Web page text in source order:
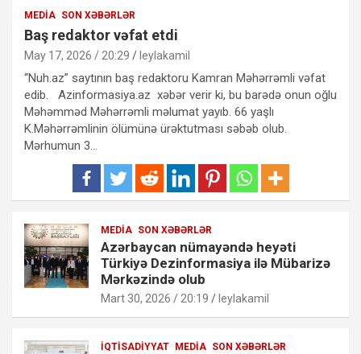
MEDIA SON XƏBƏRLƏR
Baş redaktor vəfat etdi
May 17, 2026 / 20:29 leylakamil
“Nuh.az” saytının baş redaktoru Kamran Məhərrəmli vəfat
edib. Azinformasiya.az xəbər verir ki, bu barədə onun oğlu
Məhəmməd Məhərrəmli məlumat yayıb. 66 yaşlı
K.Məhərrəmlinin ölümünə ürəktutması səbəb olub.
Mərhumun 3…
MEDIA SON XƏBƏRLƏR
Azərbaycan nümayəndə heyəti
Türkiyə Dezinformasiya ilə Mübarizə
Mərkəzində olub
Mart 30, 2026 / 20:19 leylakamil
İQTISADIYYAT MEDIA SON XƏBƏRLƏR